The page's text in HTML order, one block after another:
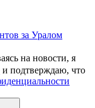
за Уралом
на новости, я
и подтверждаю, что